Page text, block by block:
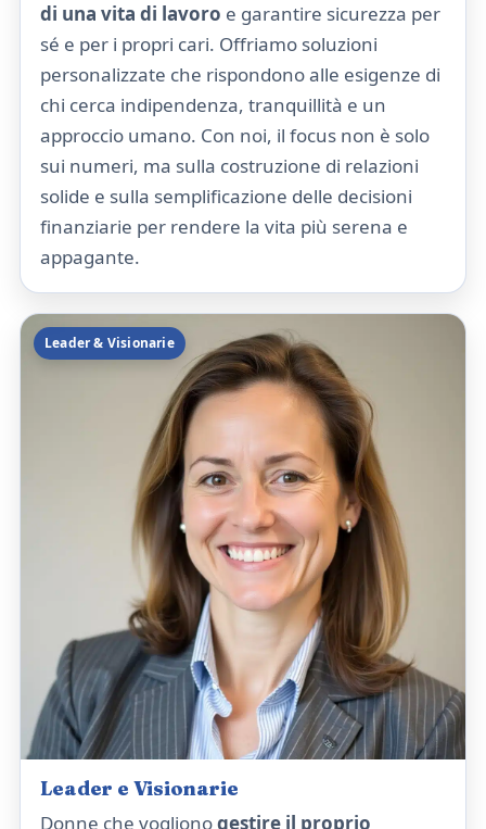
di una vita di lavoro e garantire sicurezza per
sé e per i propri cari. Offriamo soluzioni
personalizzate che rispondono alle esigenze di
chi cerca indipendenza, tranquillità e un
approccio umano. Con noi, il focus non è solo
sui numeri, ma sulla costruzione di relazioni
solide e sulla semplificazione delle decisioni
finanziarie per rendere la vita più serena e
appagante.
Leader & Visionarie
Leader e Visionarie
Donne che voglionogestire il proprio